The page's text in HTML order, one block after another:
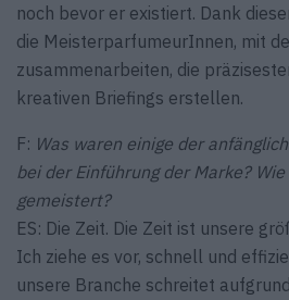
noch bevor er existiert. Dank
die MeisterparfumeurInnen, mit
zusammenarbeiten, die
kreativen Briefings erstellen.
F: Was waren einige der
bei der Einführung der Marke?
gemeistert?
ES: Die Zeit. Die Zeit ist unsere
Ich ziehe es vor, schnell und
unsere Branche schreitet